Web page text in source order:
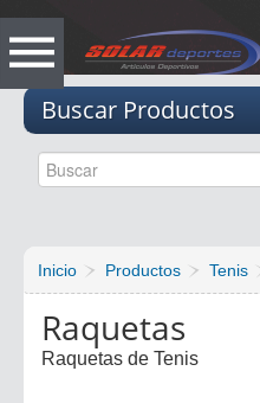
Buscar Productos
Inicio Productos Tenis
Raquetas
Raquetas de Tenis